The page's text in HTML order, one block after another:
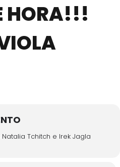
HORA!!!
Tchitch e Irek Jagla